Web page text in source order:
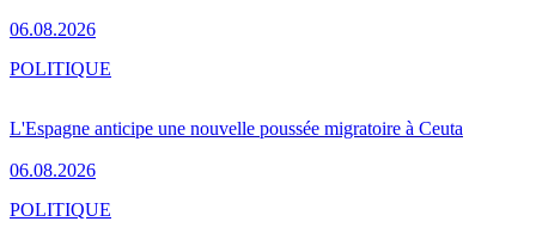
06.08.2026
L'Espagne anticipe une nouvelle poussée migratoire à Ceuta
06.08.2026
POLITIQUE
POLITIQUE